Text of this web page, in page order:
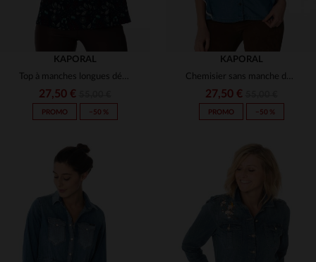
KAPORAL
Top à manches longues décolleté
27,50 €
PROMO −50 %
KAPORAL
Chemisier sans manche denim
27,50 €
PROMO −50 %